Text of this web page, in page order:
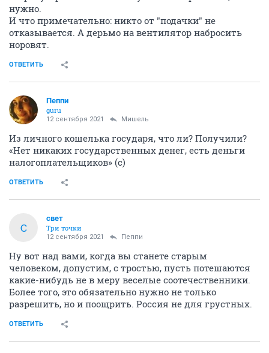
нужно.
И что примечательно: никто от "подачки" не
отказывается. А дерьмо на вентилятор набросить
норовят.
ОТВЕТИТЬ
Пeппи
guru
12 сентября 2021 Мишель
Из личного кошелька государя, что ли? Получили?
«Нет никаких государственных денег, есть деньги
налогоплательщиков» (с)
ОТВЕТИТЬ
С
свет
Три точки
12 сентября 2021 Пeппи
Ну вот над вами, когда вы станете старым
человеком, допустим, с тростью, пусть потешаются
какие-нибудь не в меру веселые соотечественники.
Более того, это обязательно нужно не только
разрешить, но и поощрить. Россия не для грустных.
ОТВЕТИТЬ